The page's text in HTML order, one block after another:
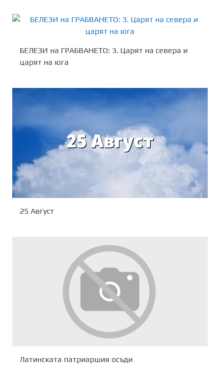
БЕЛЕЗИ на ГРАБВАНЕТО: 3. Царят на севера и
царят на юга
25 Август
Латинската патриаршия осъди